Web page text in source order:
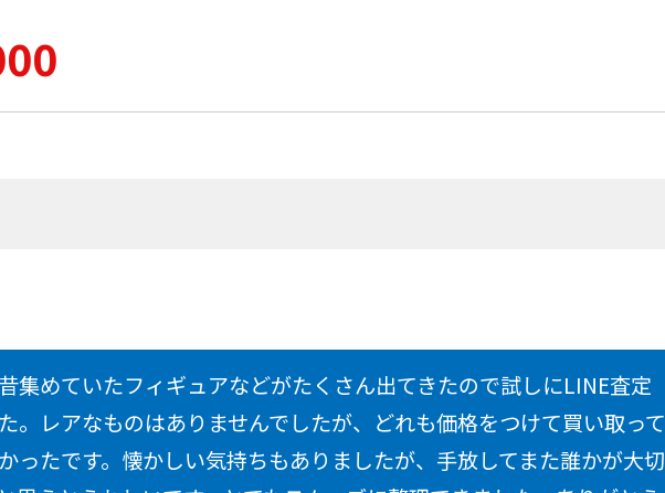
集めていたフィギュアなどがたくさん出てきたので試しにLINE査定
。レアなものはありませんでしたが、どれも価格をつけて買い取って
ったです。懐かしい気持ちもありましたが、手放してまた誰かが大切